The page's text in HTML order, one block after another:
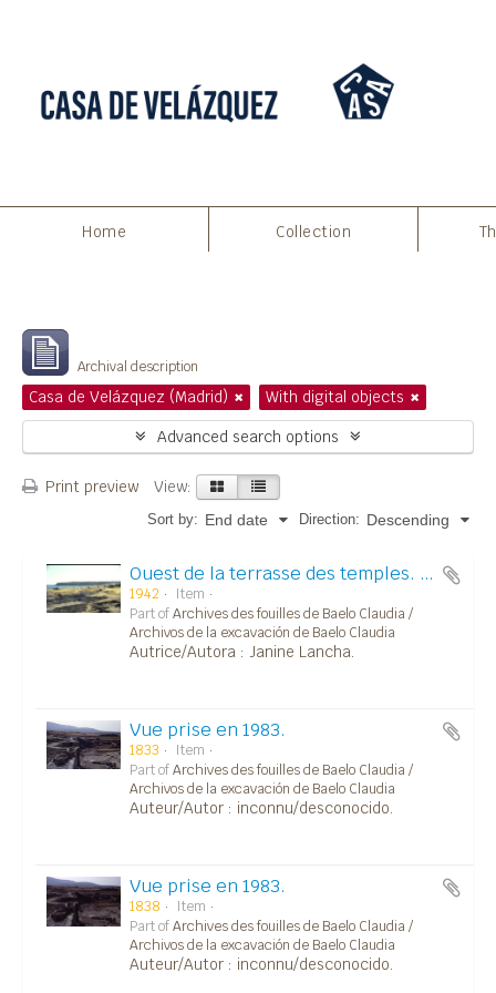
Home Collection
Archival description
Casa de Velázquez (Madrid)
With digital objects
Advanced search options
Print preview View:
Sort by: End date Direction: Descending
Ouest de la terrasse des temples. Ouvrier/Obrero.
1942
Item
Part ofArchives des fouilles de Baelo Claudia /
Archivos de la excavación de Baelo Claudia
Autrice/Autora : Janine Lancha.
Vue prise en 1983.
1833
Item
Part ofArchives des fouilles de Baelo Claudia /
Archivos de la excavación de Baelo Claudia
Auteur/Autor : inconnu/desconocido.
Vue prise en 1983.
1838
Item
Part ofArchives des fouilles de Baelo Claudia /
Archivos de la excavación de Baelo Claudia
Auteur/Autor : inconnu/desconocido.